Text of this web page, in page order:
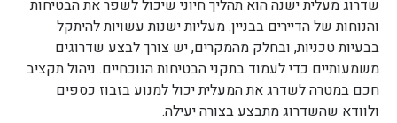
שדרוג מעלית ישנה הוא תהליך חיוני שיכול לשפר את הבטיחות
והנוחות של הדיירים בבניין. מעליות ישנות עשויות להיתקל
בבעיות טכניות, ובחלק מהמקרים, יש צורך לבצע שדרוגים
משמעותיים כדי לעמוד בתקני הבטיחות הנוכחיים. ניהול תקציב
חכם במטרה לשדרג את המעלית יכול למנוע בזבוז כספים
ולוודא שהשדרוג מתבצע בצורה יעילה.